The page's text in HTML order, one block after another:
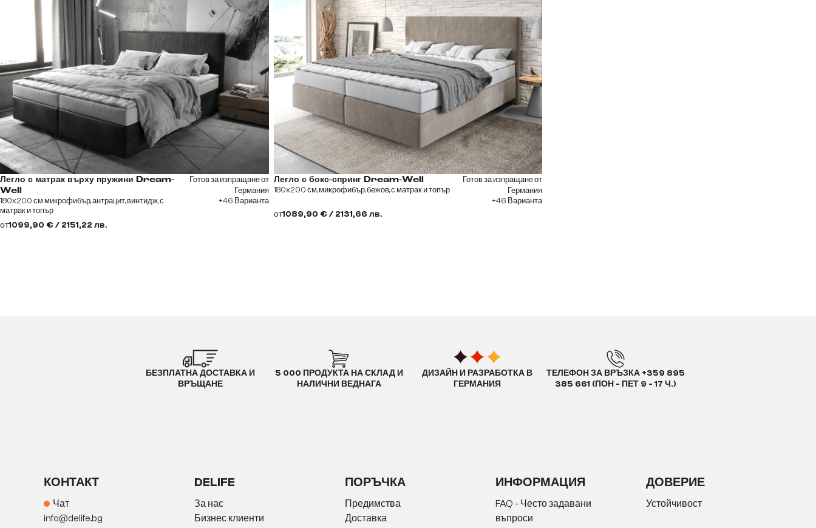
Легло с матрак върху пружини Dream-
Well
180x200 см микрофибър, антрацит, винтидж, с
матрак и топър
от1099,90 € / 2151,22 лв.
Готов за изпращане от
Германия
+46 Варианта
Легло с бокс-спринг Dream-Well
180x200 см, микрофибър, бежов, с матрак и топър
от1089,90 € / 2131,66 лв.
Готов за изпращане от
Германия
+46 Варианта
БЕЗПЛАТНА ДОСТАВКА И
ВРЪЩАНЕ
5 000 ПРОДУКТА НА СКЛАД И
НАЛИЧНИ ВЕДНАГА
ДИЗАЙН И РАЗРАБОТКА В
ГЕРМАНИЯ
ТЕЛЕФОН ЗА ВРЪЗКА +359 895
385 661 (ПОН - ПЕТ 9 - 17 Ч.)
КОНТАКТ
Чат
info@delife.bg
DELIFE
За нас
Бизнес клиенти
ПОРЪЧКА
Предимства
Доставка
ИНФОРМАЦИЯ
FAQ - Често задавани
въпроси
ДОВЕРИЕ
Устойчивост